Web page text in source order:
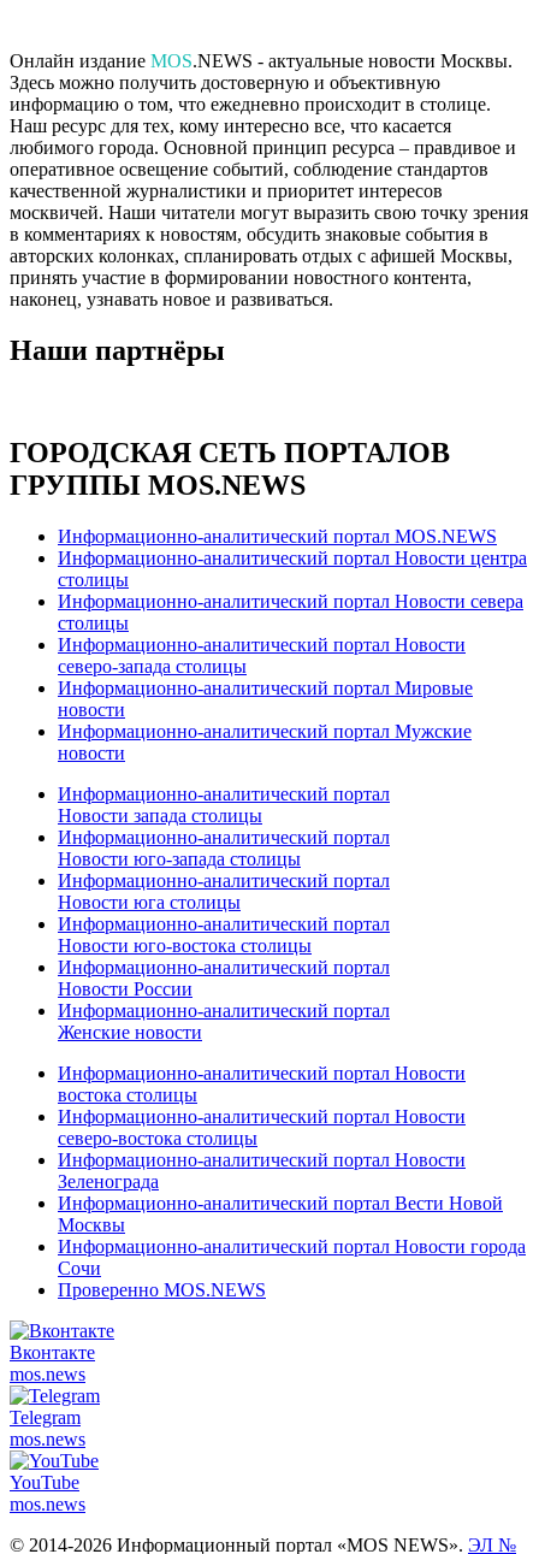
Онлайн издание MOS.NEWS - актуальные новости Москвы.
Здесь можно получить достоверную и объективную
информацию о том, что ежедневно происходит в столице.
Наш ресурс для тех, кому интересно все, что касается
любимого города. Основной принцип ресурса – правдивое и
оперативное освещение событий, соблюдение стандартов
качественной журналистики и приоритет интересов
москвичей. Наши читатели могут выразить свою точку зрения
в комментариях к новостям, обсудить знаковые события в
авторских колонках, спланировать отдых с афишей Москвы,
принять участие в формировании новостного контента,
наконец, узнавать новое и развиваться.
Наши партнёры
ГОРОДСКАЯ СЕТЬ ПОРТАЛОВ
ГРУППЫ MOS.NEWS
Информационно-аналитический портал MOS.NEWS
Информационно-аналитический портал Новости центра
столицы
Информационно-аналитический портал Новости севера
столицы
Информационно-аналитический портал Новости
северо-запада столицы
Информационно-аналитический портал Мировые
новости
Информационно-аналитический портал Мужские
новости
Информационно-аналитический портал
Новости запада столицы
Информационно-аналитический портал
Новости юго-запада столицы
Информационно-аналитический портал
Новости юга столицы
Информационно-аналитический портал
Новости юго-востока столицы
Информационно-аналитический портал
Новости России
Информационно-аналитический портал
Женские новости
Информационно-аналитический портал Новости
востока столицы
Информационно-аналитический портал Новости
северо-востока столицы
Информационно-аналитический портал Новости
Зеленограда
Информационно-аналитический портал Вести Новой
Москвы
Информационно-аналитический портал Новости города
Сочи
Проверенно MOS.NEWS
Вконтакте
mos.news
Telegram
mos.news
YouTube
mos.news
© 2014-2026 Информационный портал «MOS NEWS». ЭЛ №